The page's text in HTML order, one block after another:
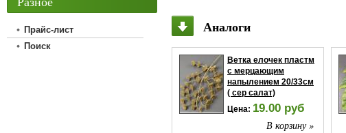
Аналоги
Ветка елочек пластм
с мерцающим
напылением 20/33см
( сер салат)
Цена: 19.00 руб
В корзину »
Прайс-лист
Поиск